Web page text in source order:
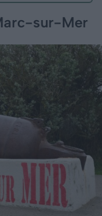
sur-Mer